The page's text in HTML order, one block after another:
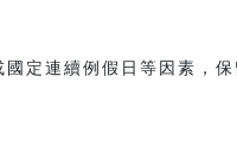
定連續例假日等因素，保